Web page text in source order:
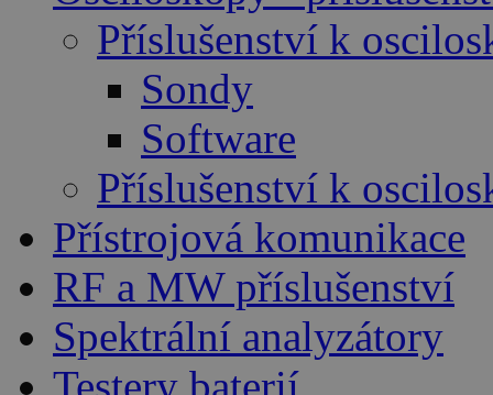
Příslušenství k
Sondy
Software
Příslušenství k
Přístrojová komunikace
RF a MW příslušenství
Spektrální analyzátory
Testery baterií